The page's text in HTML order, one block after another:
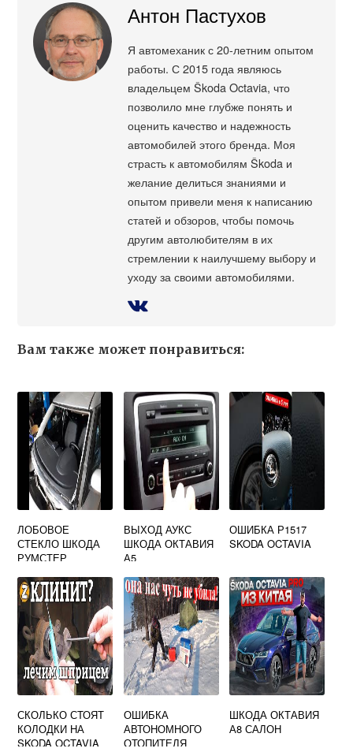
Антон Пастухов
Я автомеханик с 20-летним опытом
работы. С 2015 года являюсь
владельцем Škoda Octavia, что
позволило мне глубже понять и
оценить качество и надежность
автомобилей этого бренда. Моя
страсть к автомобилям Škoda и
желание делиться знаниями и
опытом привели меня к написанию
статей и обзоров, чтобы помочь
другим автолюбителям в их
стремлении к наилучшему выбору и
уходу за своими автомобилями.
Вам также может понравиться:
ЛОБОВОЕ
СТЕКЛО ШКОДА
РУМСТЕР
ВЫХОД АУКС
ШКОДА ОКТАВИЯ
А5
ОШИБКА Р1517
SKODA OCTAVIA
СКОЛЬКО СТОЯТ
КОЛОДКИ НА
SKODA OCTAVIA
ОШИБКА
АВТОНОМНОГО
ОТОПИТЕЛЯ
ШКОДА ОКТАВИЯ
А8 САЛОН